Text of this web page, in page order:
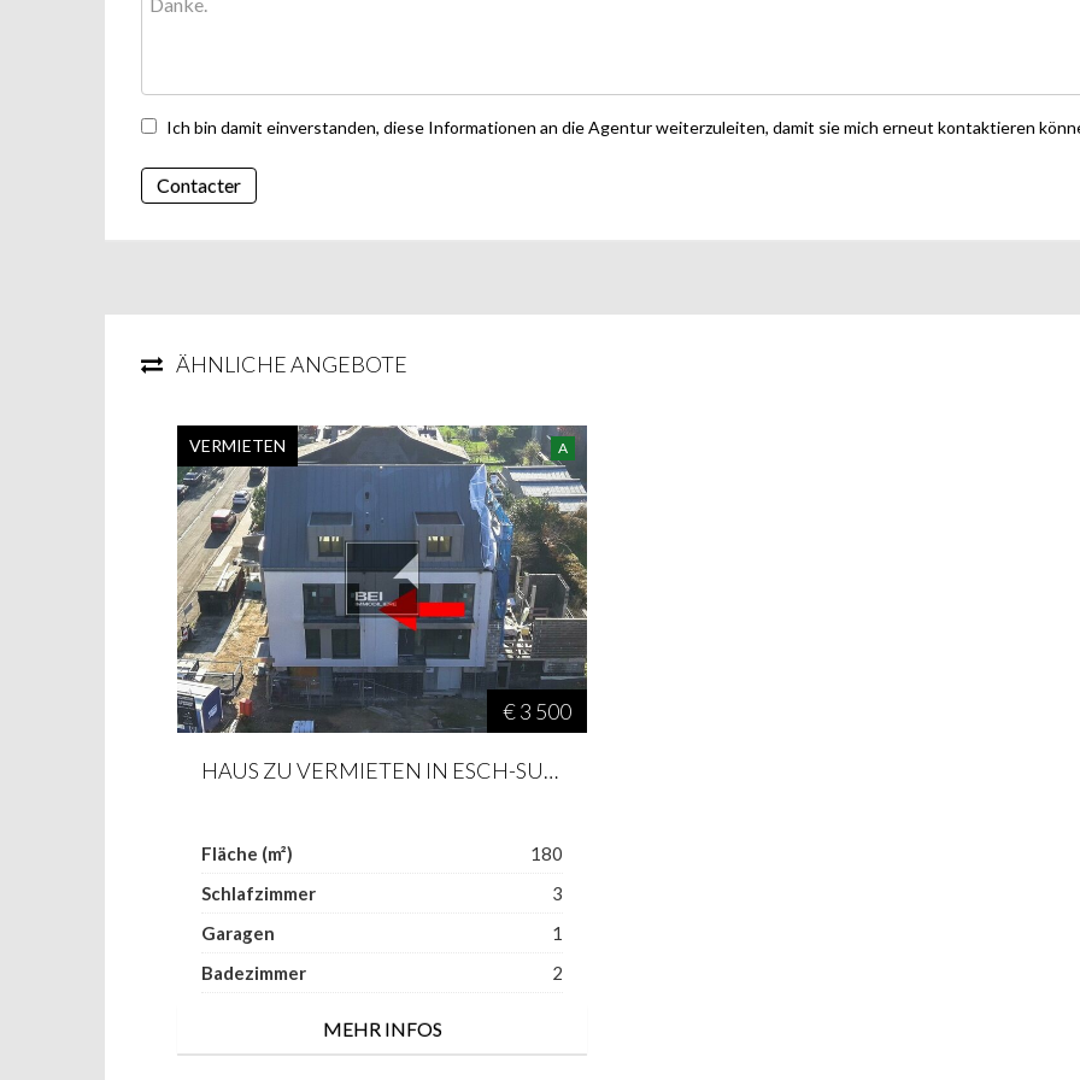
Ich bin damit einverstanden, diese Informationen an die Agentur weiterzuleiten, damit sie mich erneut kontaktieren
Contacter
ÄHNLICHE ANGEBOTE
€ 3 500
A
VERMIETEN
HAUS ZU VERMIETEN IN ESCH-SUR-ALZETTE
Fläche (m²)
180
Schlafzimmer
3
Garagen
1
Badezimmer
2
MEHR INFOS